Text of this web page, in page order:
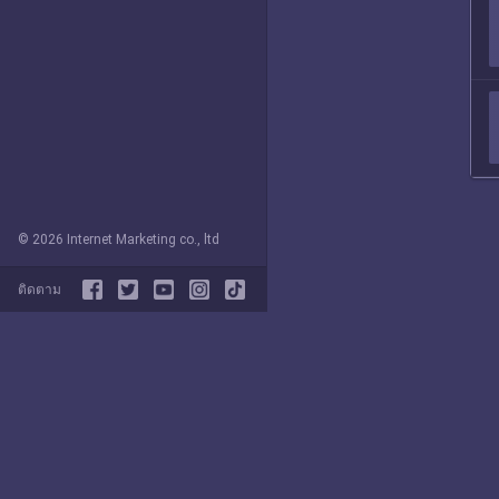
© 2026 Internet Marketing co., ltd
ติดตาม